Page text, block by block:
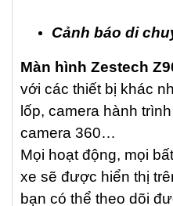
Cảnh báo di
Màn hình Zestech
với các thiết bị khác
lốp, camera hành
camera 360…
Mọi hoạt động, mọi
xe sẽ được hiển thị
bạn có thể theo dõi